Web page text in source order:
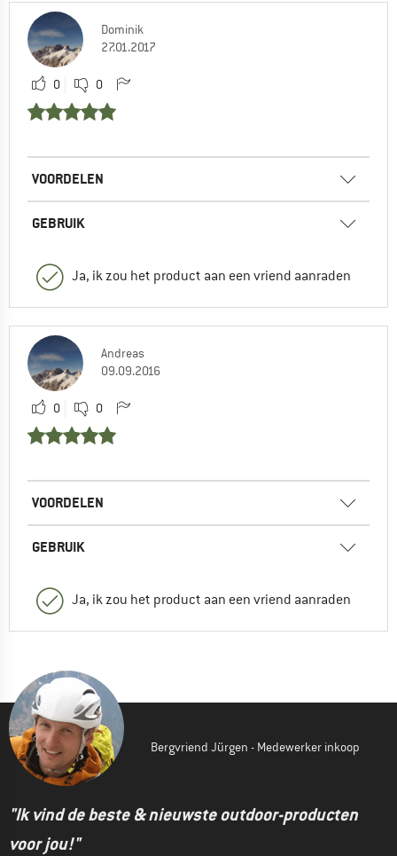
Dominik
27.01.2017
0 0
VOORDELEN
GEBRUIK
Ja, ik zou het product aan een vriend aanraden
Andreas
09.09.2016
0 0
VOORDELEN
GEBRUIK
Ja, ik zou het product aan een vriend aanraden
Bergvriend Jürgen - Medewerker inkoop
"Ik vind de beste & nieuwste outdoor-producten
voor jou!"